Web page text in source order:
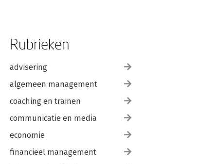
Rubrieken
advisering
algemeen management
coaching en trainen
communicatie en media
economie
financieel management